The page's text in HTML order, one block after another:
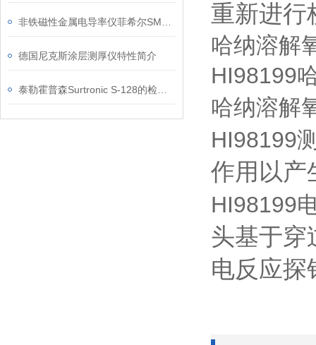
德国尼克斯涂层测厚仪特性简介
重新进行
哈纳溶解
HI98199
哈纳溶解
HI98199
作用以产
HI98199
头基于穿
电反应探